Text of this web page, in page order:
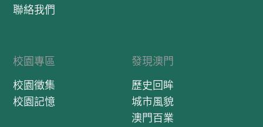
聯絡我們
校園專區
校園徵集
校園記憶
發現澳門
歷史回眸
城市風貌
澳門百業